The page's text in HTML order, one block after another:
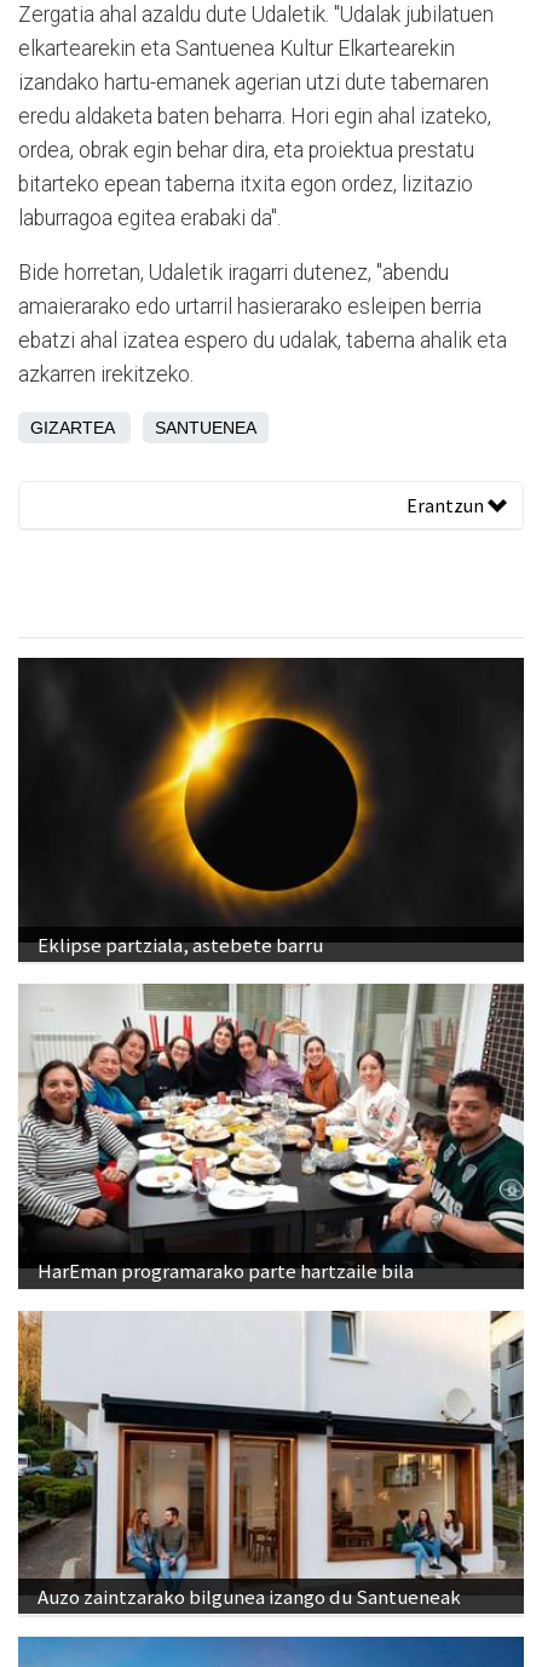
Zergatia ahal azaldu dute Udaletik. "Udalak jubilatuen
elkartearekin eta Santuenea Kultur Elkartearekin
izandako hartu-emanek agerian utzi dute tabernaren
eredu aldaketa baten beharra. Hori egin ahal izateko,
ordea, obrak egin behar dira, eta proiektua prestatu
bitarteko epean taberna itxita egon ordez, lizitazio
laburragoa egitea erabaki da".
Bide horretan, Udaletik iragarri dutenez, "abendu
amaierarako edo urtarril hasierarako esleipen berria
ebatzi ahal izatea espero du udalak, taberna ahalik eta
azkarren irekitzeko.
GIZARTEA SANTUENEA
Erantzun
Eklipse partziala, astebete barru
HarEman programarako parte hartzaile bila
Auzo zaintzarako bilgunea izango du Santueneak